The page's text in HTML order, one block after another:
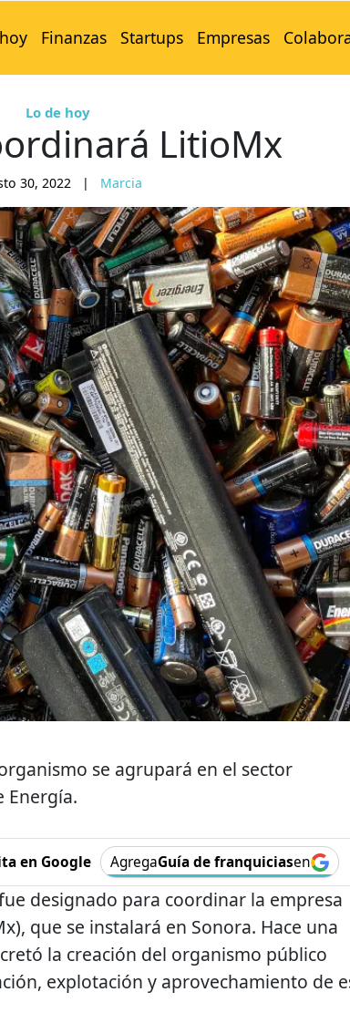
Finanzas Startups Empresas
Lo de hoy
LitioMx
30, 2022 | Marcia
se agrupará en el sector
Energía.
en Google AgregaGuía de franquiciasen
designado para coordinar la empresa
que se instalará en Sonora. Hace una
la creación del organismo público
explotación y aprovechamiento de